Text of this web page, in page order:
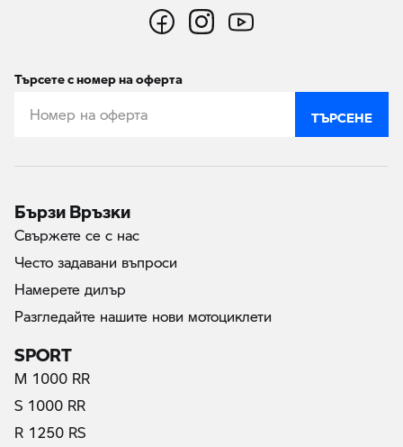
Търсете с номер на оферта
ТЪРСЕНЕ
Бързи Връзки
Свържете се с нас
Често задавани въпроси
Намерете дилър
Разгледайте нашите нови мотоциклети
SPORT
M 1000 RR
S 1000 RR
R 1250 RS